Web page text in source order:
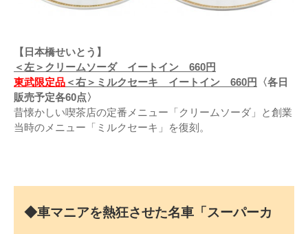
【日本橋せいとう】
＜左＞クリームソーダ イートイン 660円
東武限定品 ＜右＞ミルクセーキ イートイン 660円
〈各日
販売予定各60点〉
昔懐かしい喫茶店の定番メニュー「クリームソーダ」と創業
当時のメニュー「ミルクセーキ」を復刻。
◆車マニアを熱狂させた名車「スーパーカ